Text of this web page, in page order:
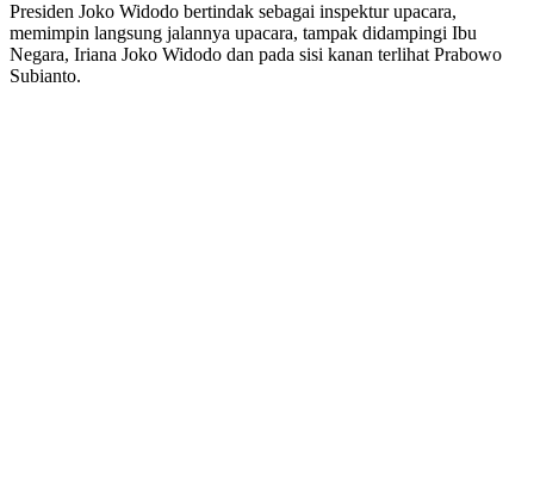
Presiden Joko Widodo bertindak sebagai inspektur upacara,
memimpin langsung jalannya upacara, tampak didampingi Ibu
Negara, Iriana Joko Widodo dan pada sisi kanan terlihat Prabowo
Subianto.